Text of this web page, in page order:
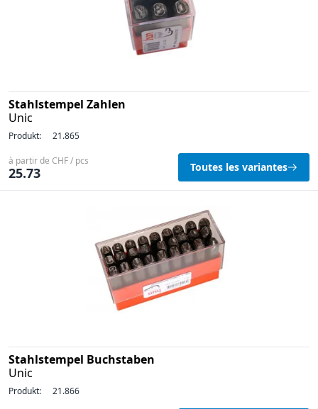
Stahlstempel Zahlen
Unic
Produkt: 21.865
à partir de CHF / pcs
25.73 Toutes les variantes
Stahlstempel Buchstaben
Unic
Produkt: 21.866